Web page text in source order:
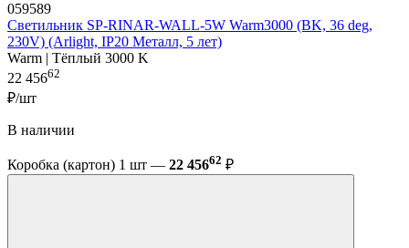
059589
Светильник SP-RINAR-WALL-5W Warm3000 (BK, 36 deg,
230V) (Arlight, IP20 Металл, 5 лет)
Warm | Тёплый 3000 K
22 45662
₽/шт
В наличии
Коробка (картон) 1 шт — 22 45662 ₽